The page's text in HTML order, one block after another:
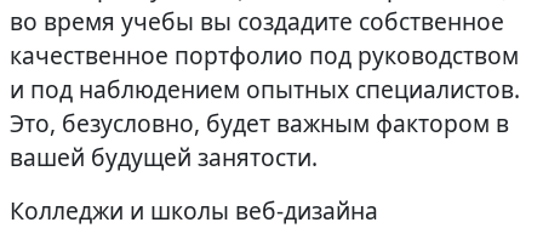
во время учебы вы создадите собственное
качественное портфолио под руководством
и под наблюдением опытных специалистов.
Это, безусловно, будет важным фактором в
вашей будущей занятости.
Колледжи и школы веб-дизайна